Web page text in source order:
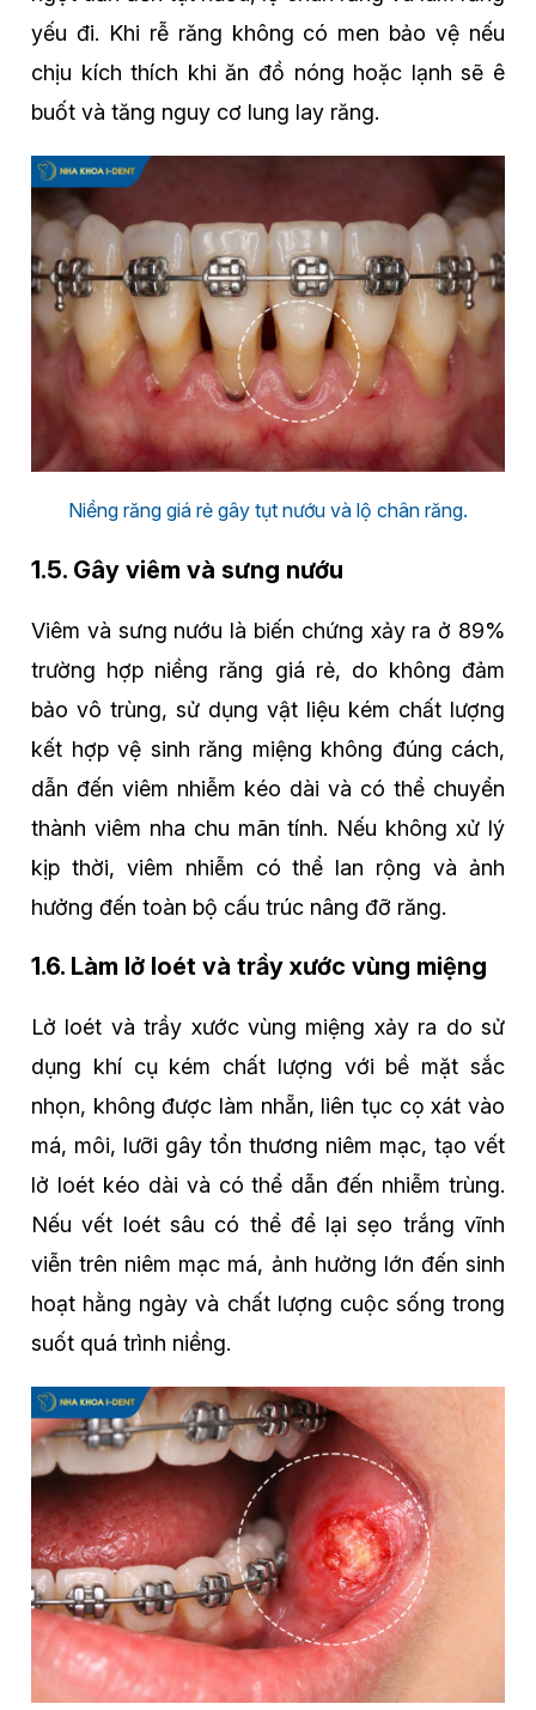
yếu đi. Khi rễ răng không có men bảo vệ nếu
chịu kích thích khi ăn đồ nóng hoặc lạnh sẽ ê
buốt và tăng nguy cơ lung lay răng.
Niềng răng giá rẻ gây tụt nướu và lộ chân răng.
1.5. Gây viêm và sưng nướu
Viêm và sưng nướu là biến chứng xảy ra ở 89%
trường hợp niềng răng giá rẻ, do không đảm
bảo vô trùng, sử dụng vật liệu kém chất lượng
kết hợp vệ sinh răng miệng không đúng cách,
dẫn đến viêm nhiễm kéo dài và có thể chuyển
thành viêm nha chu mãn tính. Nếu không xử lý
kịp thời, viêm nhiễm có thể lan rộng và ảnh
hưởng đến toàn bộ cấu trúc nâng đỡ răng.
1.6. Làm lở loét và trầy xước vùng miệng
Lở loét và trầy xước vùng miệng xảy ra do sử
dụng khí cụ kém chất lượng với bề mặt sắc
nhọn, không được làm nhẵn, liên tục cọ xát vào
má, môi, lưỡi gây tổn thương niêm mạc, tạo vết
lở loét kéo dài và có thể dẫn đến nhiễm trùng.
Nếu vết loét sâu có thể để lại sẹo trắng vĩnh
viễn trên niêm mạc má, ảnh hưởng lớn đến sinh
hoạt hằng ngày và chất lượng cuộc sống trong
suốt quá trình niềng.